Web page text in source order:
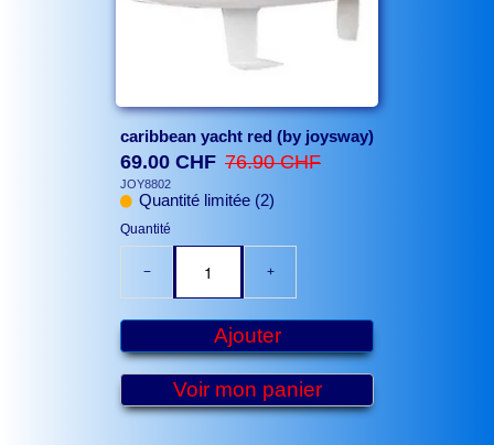
caribbean yacht red (by joysway)
69.00 CHF 76.90 CHF
JOY8802
Quantité limitée (2)
Quantité
− +
Ajouter
Voir mon panier